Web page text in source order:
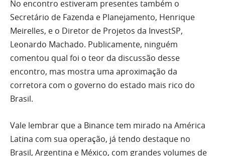
No encontro estiveram presentes também o
Secretário de Fazenda e Planejamento, Henrique
Meirelles, e o Diretor de Projetos da InvestSP,
Leonardo Machado. Publicamente, ninguém
comentou qual foi o teor da discussão desse
encontro, mas mostra uma aproximação da
corretora com o governo do estado mais rico do
Brasil.
Vale lembrar que a Binance tem mirado na América
Latina com sua operação, já tendo destaque no
Brasil, Argentina e México, com grandes volumes de